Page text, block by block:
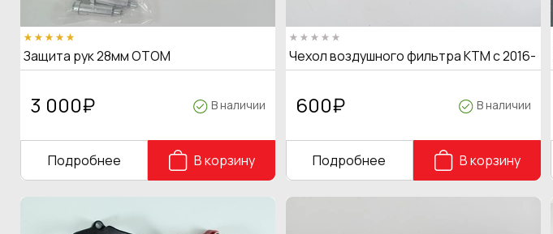
Защита рук 28мм OTOM
3 000₽ В наличии
Подробнее В корзину
Чехол воздушного фильтра KTM с 2016-
600₽ В наличии
Подробнее В корзину